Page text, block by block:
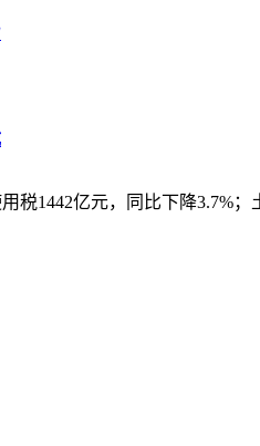
1442亿元，同比下降3.7%；